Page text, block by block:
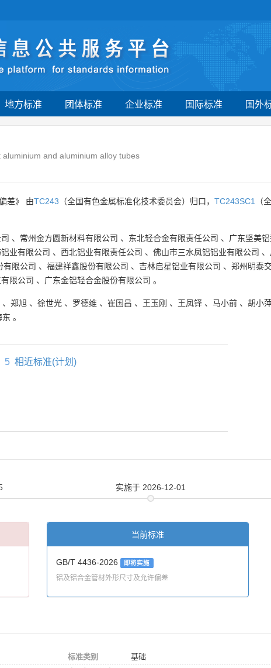
地方标准 团体标准 企业标准 国际标准 国外
and aluminium alloy tubes
差》 由TC243 （全国有色金属标准化技术委员会）归口， TC243SC1
（
、 常州金方圆新材料有限公司 、 东北轻合金有限责任公司 、 广东坚美
业有限公司 、 西北铝业有限责任公司 、 佛山市三水凤铝铝业有限公司 、
有限公司 、 福建祥鑫股份有限公司 、 吉林启星铝业有限公司 、 郑州明泰
限公司 、 广东金铝轻合金股份有限公司 。
、 郑旭 、 徐世光 、 罗德维 、 崔国昌 、 王玉刚 、 王凤铎 、 马小前 、 胡小
东 。
5 相近标准(计划)
实施于 2026-12-01
当前标准
GB/T 4436-2026 即将实施
铝及铝合金管材外形尺寸及允许偏差
标准类别
基础